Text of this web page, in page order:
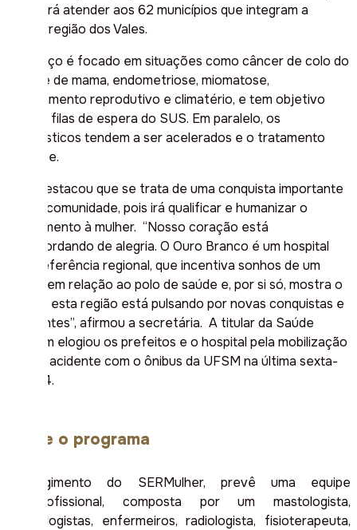
e deverá atender aos 62 municípios que integram a
macrorregião dos Vales.
O serviço é focado em situações como câncer de colo do
útero e de mama, endometriose, miomatose,
planejamento reprodutivo e climatério, e tem objetivo
reduzir filas de espera do SUS. Em paralelo, os
diagnósticos tendem a ser acelerados e o tratamento
precoce.
Arita destacou que se trata de uma conquista importante
para a comunidade, pois irá qualificar e humanizar o
atendimento à mulher. “Nosso coração está
transbordando de alegria. O Ouro Branco é um hospital
vivo, referência regional, que incentiva sonhos de um
futuro em relação ao polo de saúde e, por si só, mostra o
quanto esta região está pulsando por novas conquistas e
horizontes”, afirmou a secretária. A titular da Saúde
também elogiou os prefeitos e o hospital pela mobilização
após o acidente com o ônibus da UFSM na última sexta-
feira, 4.
Sobre o programa
O regimento do SERMulher, prevê uma equipe
multiprofissional, composta por um mastologista,
ginecologistas, enfermeiros, radiologista, fisioterapeuta,